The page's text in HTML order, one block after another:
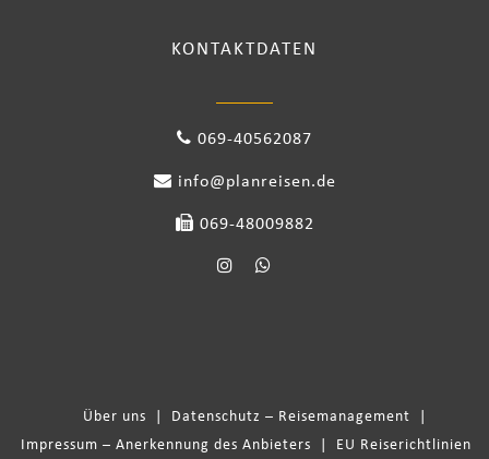
KONTAKTDATEN
069-40562087
info@planreisen.de
069-48009882
Über uns Datenschutz – Reisemanagement
Impressum – Anerkennung des Anbieters
EU Reiserichtlinien